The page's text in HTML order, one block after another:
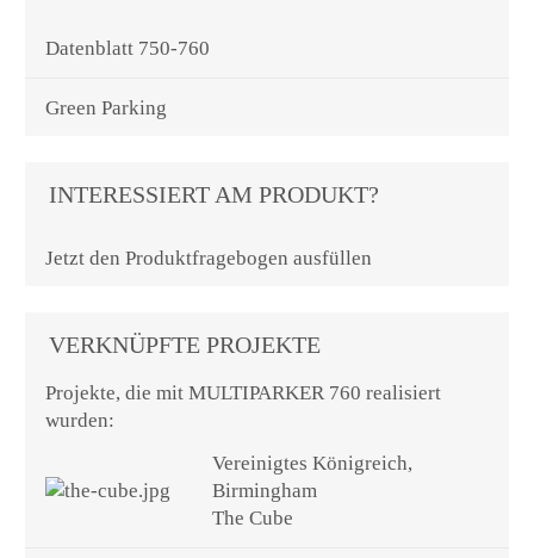
Datenblatt 750-760
Green Parking
INTERESSIERT AM PRODUKT?
Jetzt den Produktfragebogen ausfüllen
VERKNÜPFTE PROJEKTE
Projekte, die mit MULTIPARKER 760 realisiert
wurden:
Vereinigtes Königreich,
Birmingham
The Cube